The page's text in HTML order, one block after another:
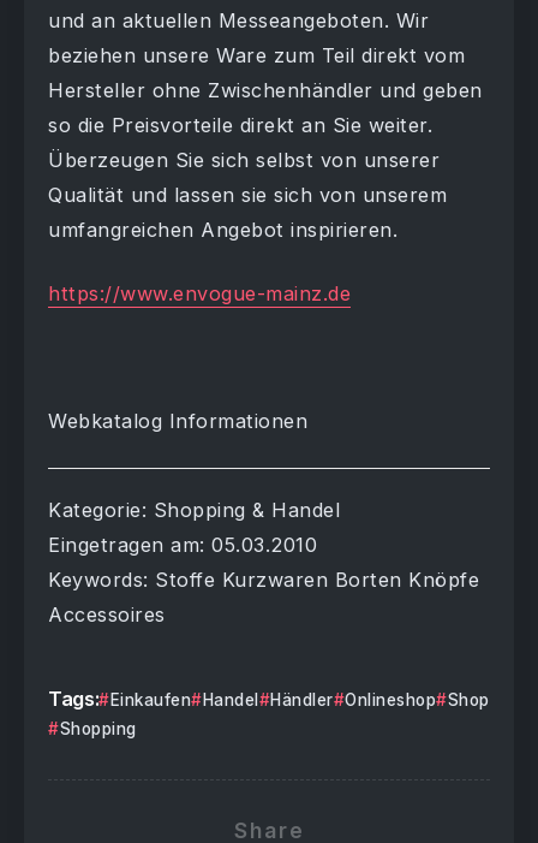
und an aktuellen Messeangeboten. Wir
beziehen unsere Ware zum Teil direkt vom
Hersteller ohne Zwischenhändler und geben
so die Preisvorteile direkt an Sie weiter.
Überzeugen Sie sich selbst von unserer
Qualität und lassen sie sich von unserem
umfangreichen Angebot inspirieren.
https://www.envogue-mainz.de
Webkatalog Informationen
Kategorie: Shopping & Handel
Eingetragen am: 05.03.2010
Keywords: Stoffe Kurzwaren Borten Knöpfe
Accessoires
Tags: Einkaufen Handel Händler Onlineshop
Shop
Shopping
Share